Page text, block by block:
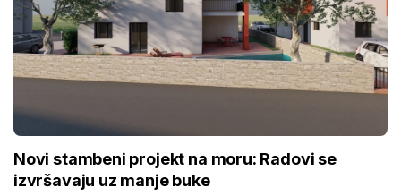
Novi stambeni projekt na moru: Radovi se
izvršavaju uz manje buke